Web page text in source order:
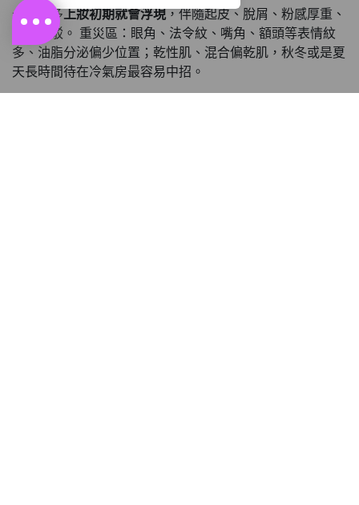
卡粉大多上妝初期就會浮現，伴隨起皮、脫屑、粉感厚重、
妝面斑駁。 重災區：眼角、法令紋、嘴角、額頭等表情紋
多、油脂分泌偏少位置；乾性肌、混合偏乾肌，秋冬或是夏
天長時間待在冷氣房最容易中招。